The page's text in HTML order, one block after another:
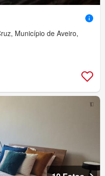
Município de Aveiro,